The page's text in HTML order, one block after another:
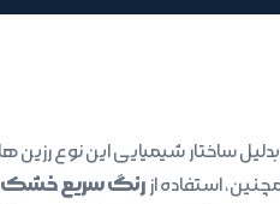
بدلیل ساختار شیمیایی این
استفاده از رنگ سریع خشک